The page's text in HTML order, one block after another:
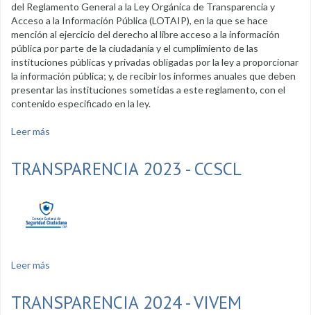
del Reglamento General a la Ley Orgánica de Transparencia y
Acceso a la Información Pública (LOTAIP), en la que se hace
mención al ejercicio del derecho al libre acceso a la información
pública por parte de la ciudadanía y el cumplimiento de las
instituciones públicas y privadas obligadas por la ley a proporcionar
la información pública; y, de recibir los informes anuales que deben
presentar las instituciones sometidas a este reglamento, con el
contenido especificado en la ley.
Leer más
TRANSPARENCIA 2023 - CCSCL
Leer más
TRANSPARENCIA 2024 - VIVEM